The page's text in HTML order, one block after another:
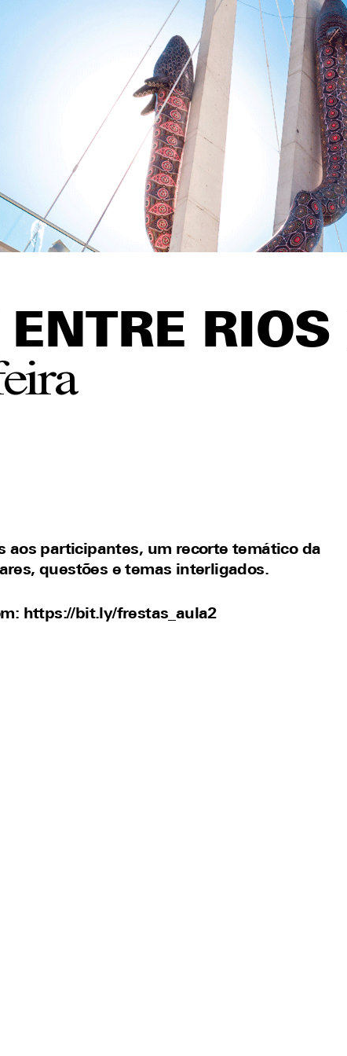
RIOS
aos participantes, um recorte temático da
questões e temas interligados.
https://bit.ly/frestas_aula2